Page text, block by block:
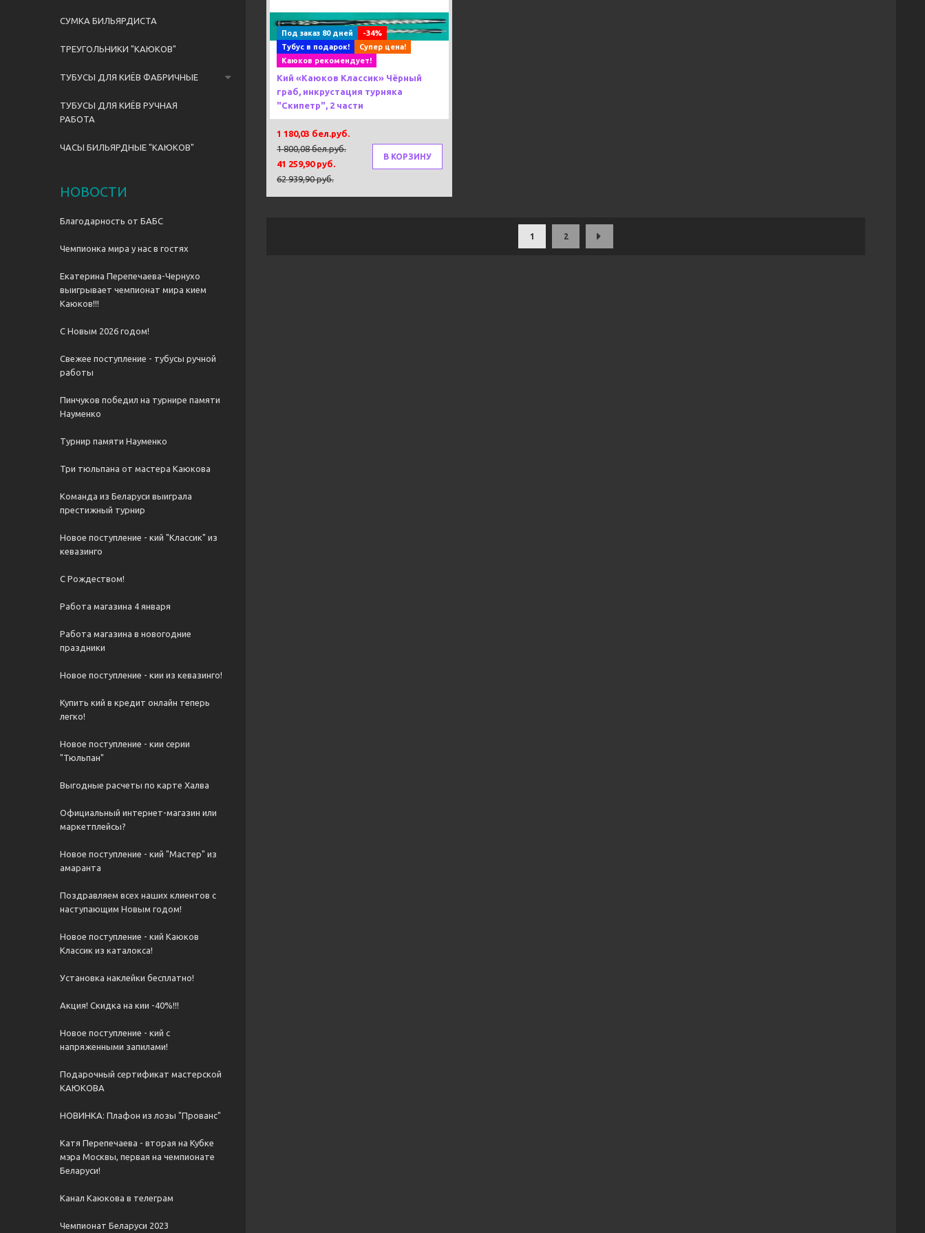
СУМКА БИЛЬЯРДИСТА
ТРЕУГОЛЬНИКИ "КАЮКОВ"
ТУБУСЫ ДЛЯ КИЁВ ФАБРИЧНЫЕ
ТУБУСЫ ДЛЯ КИЁВ РУЧНАЯ
РАБОТА
ЧАСЫ БИЛЬЯРДНЫЕ "КАЮКОВ"
НОВОСТИ
Благодарность от БАБС
Чемпионка мира у нас в гостях
Екатерина Перепечаева-Чернухо
выигрывает чемпионат мира кием
Каюков!!!
С Новым 2026 годом!
Свежее поступление - тубусы ручной
работы
Пинчуков победил на турнире памяти
Науменко
Турнир памяти Науменко
Три тюльпана от мастера Каюкова
Команда из Беларуси выиграла
престижный турнир
Новое поступление - кий "Классик" из
кевазинго
С Рождеством!
Работа магазина 4 января
Работа магазина в новогодние
праздники
Новое поступление - кии из кевазинго!
Купить кий в кредит онлайн теперь
легко!
Новое поступление - кии серии
"Тюльпан"
Выгодные расчеты по карте Халва
Официальный интернет-магазин или
маркетплейсы?
Новое поступление - кий "Мастер" из
амаранта
Поздравляем всех наших клиентов с
наступающим Новым годом!
Новое поступление - кий Каюков
Классик из каталокса!
Установка наклейки бесплатно!
Акция! Скидка на кии -40%!!!
Новое поступление - кий с
напряженными запилами!
Подарочный сертификат мастерской
КАЮКОВА
НОВИНКА: Плафон из лозы "Прованс"
Катя Перепечаева - вторая на Кубке
мэра Москвы, первая на чемпионате
Беларуси!
Канал Каюкова в телеграм
Чемпионат Беларуси 2023
Previous
Под заказ 80 дней
-34%
Тубус в подарок!
Супер цена!
Каюков рекомендует!
Кий «Каюков Классик» Чёрный
граб, инкрустация турняка
"Скипетр", 2 части
1 180,03 бел.руб.
1 800,08 бел.руб.
41 259,90 руб.
62 939,90 руб.
В КОРЗИНУ
1 2